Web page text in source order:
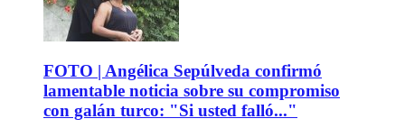
FOTO | Angélica Sepúlveda confirmó
lamentable noticia sobre su compromiso
con galán turco: "Si usted falló..."